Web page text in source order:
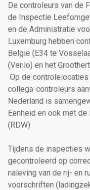
De controleurs van de
de Inspectie
en de Administratie
Luxemburg hebben
België (E34 te
(Venlo) en het
Op de controlelocaties
collega-controleurs
Nederland is
Eenheid en ook met
(RDW).
Tijdens de inspecties
gecontroleerd op
naleving van de rij- en
voorschriften